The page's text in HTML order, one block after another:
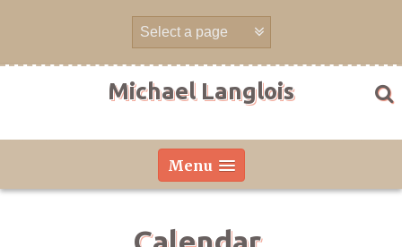
Michael Langlois
Menu